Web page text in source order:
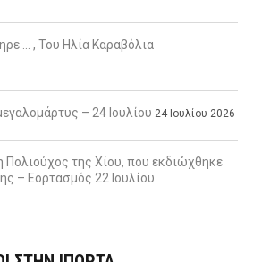
… , Του Ηλία Καραβόλια
– 24 Ιουλίου 24 Ιουλίου 2026
Πολιούχος της Χίου, που εκδιώχθηκε
– Εορτασμός 22 Ιουλίου